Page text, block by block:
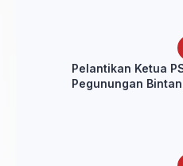
Pelantikan Ketua
Pegunungan